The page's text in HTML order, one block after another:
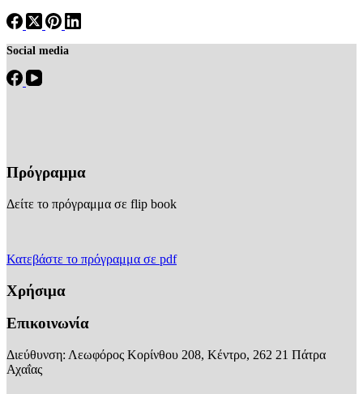
Social media
Πρόγραμμα
Δείτε το πρόγραμμα σε flip book
Κατεβάστε το πρόγραμμα σε pdf
Χρήσιμα
Επικοινωνία
Διεύθυνση: Λεωφόρος Κορίνθου 208, Κέντρο, 262 21 Πάτρα
Αχαΐας